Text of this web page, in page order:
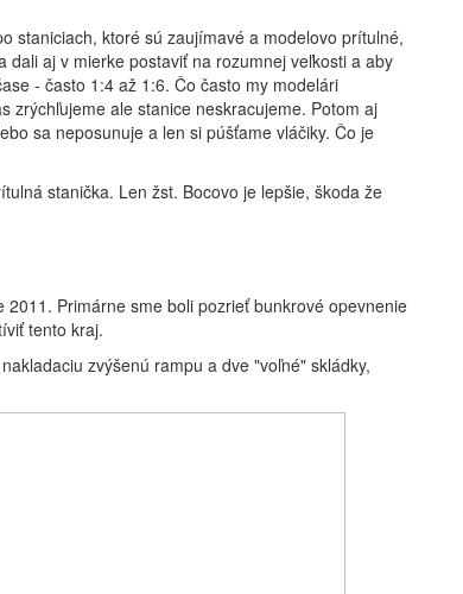
staniciach, ktoré sú zaujímavé a modelovo prítulné,
aj v mierke postaviť na rozumnej veľkosti a aby
- často 1:4 až 1:6. Čo často my modelári
zrýchľujeme ale stanice neskracujeme. Potom aj
sa neposunuje a len si púšťame vláčiky. Čo je
stanička. Len žst. Bocovo je lepšie, škoda že
Primárne sme boli pozrieť bunkrové opevnenie
tento kraj.
zvýšenú rampu a dve "voľné" skládky,